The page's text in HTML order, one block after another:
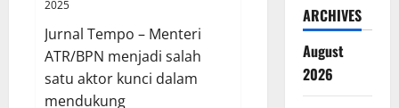
2025
Jurnal Tempo – Menteri
ATR/BPN menjadi salah
satu aktor kunci dalam
mendukung
ARCHIVES
August
2026